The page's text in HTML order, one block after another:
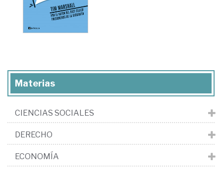
Materias
CIENCIAS SOCIALES
DERECHO
ECONOMÍA